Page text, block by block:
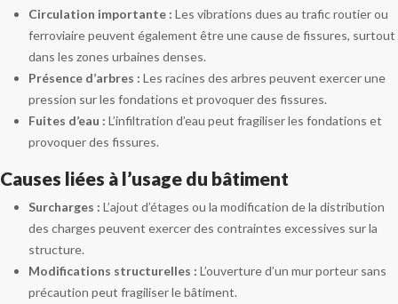
Circulation importante : Les vibrations dues au trafic routier ou
ferroviaire peuvent également être une cause de fissures, surtout
dans les zones urbaines denses.
Présence d’arbres : Les racines des arbres peuvent exercer une
pression sur les fondations et provoquer des fissures.
Fuites d’eau : L’infiltration d’eau peut fragiliser les fondations et
provoquer des fissures.
Causes liées à l’usage du bâtiment
Surcharges : L’ajout d’étages ou la modification de la distribution
des charges peuvent exercer des contraintes excessives sur la
structure.
Modifications structurelles : L’ouverture d’un mur porteur sans
précaution peut fragiliser le bâtiment.